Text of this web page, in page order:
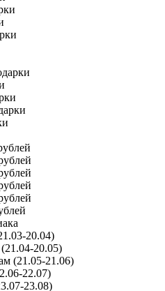
20.04)
20.05)
(21.05-21.06)
22.07)
23.08)